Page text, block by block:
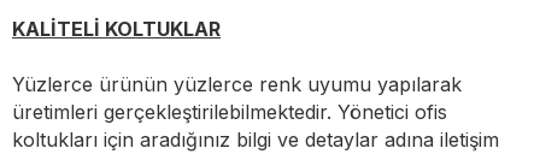
KALİTELİ KOLTUKLAR
Yüzlerce ürünün yüzlerce renk uyumu yapılarak
üretimleri gerçekleştirilebilmektedir. Yönetici ofis
koltukları için aradığınız bilgi ve detaylar adına iletişim